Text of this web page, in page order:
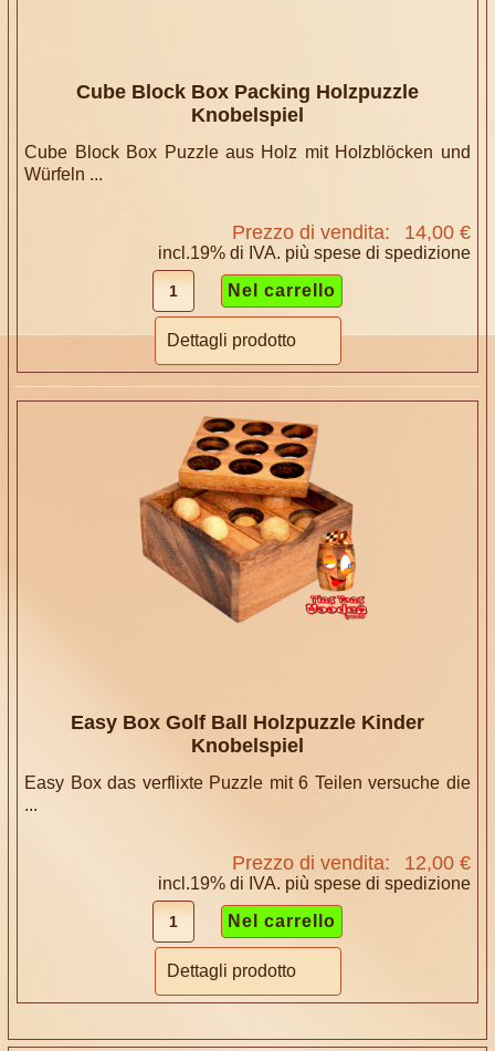
Cube Block Box Packing Holzpuzzle
Knobelspiel
Cube Block Box Puzzle aus Holz mit Holzblöcken und
Würfeln ...
Prezzo di vendita: 14,00 €
incl.19% di IVA. più spese di spedizione
Dettagli prodotto
Easy Box Golf Ball Holzpuzzle Kinder
Knobelspiel
Easy Box das verflixte Puzzle mit 6 Teilen versuche die
...
Prezzo di vendita: 12,00 €
incl.19% di IVA. più spese di spedizione
Dettagli prodotto